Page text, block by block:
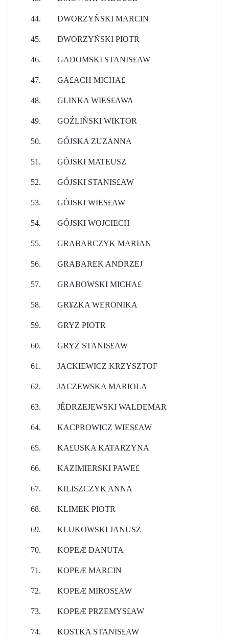
44. DWORZYÑSKI MARCIN
45. DWORZYÑSKI PIOTR
46. GADOMSKI STANIS£AW
47. GA£ACH MICHA£
48. GLINKA WIES£AWA
49. GOŹLIÑSKI WIKTOR
50. GÓJSKA ZUZANNA
51. GÓJSKI MATEUSZ
52. GÓJSKI STANIS£AW
53. GÓJSKI WIES£AW
54. GÓJSKI WOJCIECH
55. GRABARCZYK MARIAN
56. GRABAREK ANDRZEJ
57. GRABOWSKI MICHA£
58. GR¥ZKA WERONIKA
59. GRYZ PIOTR
60. GRYZ STANIS£AW
61. JACKIEWICZ KRZYSZTOF
62. JACZEWSKA MARIOLA
63. JÊDRZEJEWSKI WALDEMAR
64. KACPROWICZ WIES£AW
65. KA£USKA KATARZYNA
66. KAZIMIERSKI PAWE£
67. KILISZCZYK ANNA
68. KLIMEK PIOTR
69. KLUKOWSKI JANUSZ
70. KOPEÆ DANUTA
71. KOPEÆ MARCIN
72. KOPEÆ MIROS£AW
73. KOPEÆ PRZEMYS£AW
74. KOSTKA STANIS£AW